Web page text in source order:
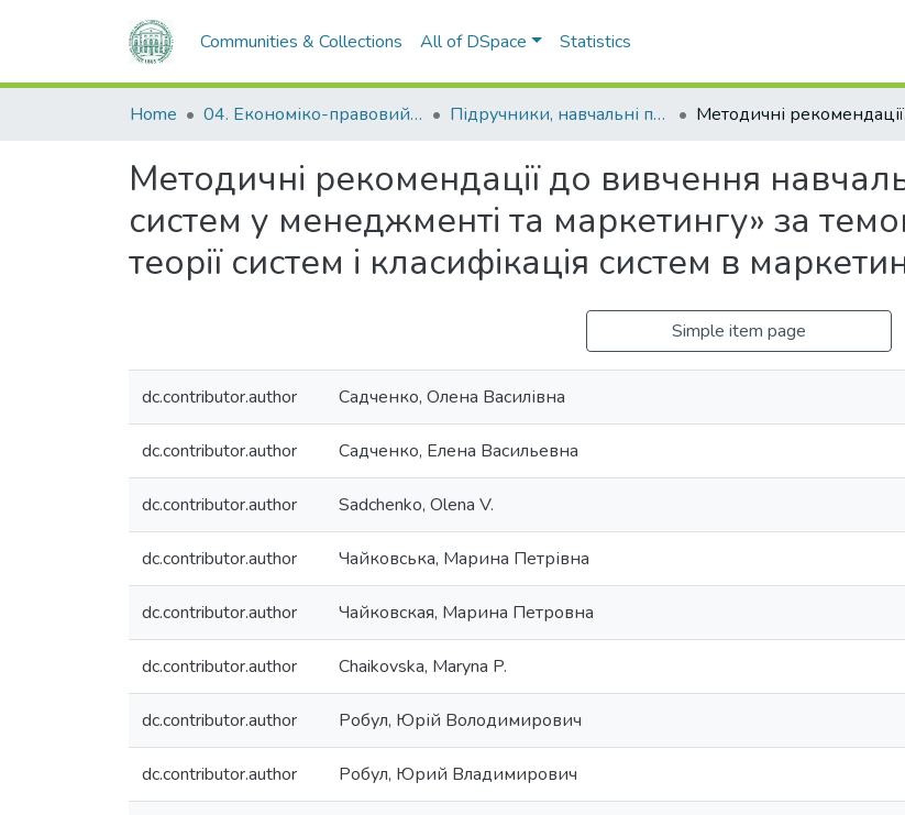
Communities & Collections All of DSpace Statistics
Home 04. Економіко-правовий факультет Підручники, навчальні посібники та інші науково- та навчально-методичні праці ЕПФ Методичні
Методичні рекомендації до вивчення
систем у менеджменті та маркетингу» за
теорії систем і класифікація систем в
Simple item page
dc.contributor.author Садченко, Олена Василівна
dc.contributor.author Садченко, Елена Васильевна
dc.contributor.author Sadchenko, Olena V.
dc.contributor.author Чайковська, Марина Петрівна
dc.contributor.author Чайковская, Марина Петровна
dc.contributor.author Chaikovska, Maryna P.
dc.contributor.author Робул, Юрій Володимирович
dc.contributor.author Робул, Юрий Владимирович